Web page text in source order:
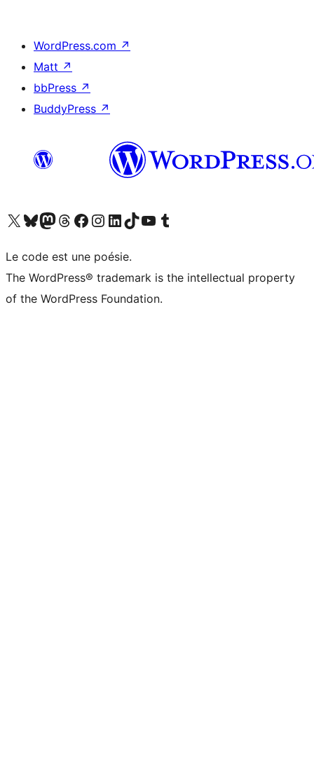
WordPress.com ↗
Matt ↗
bbPress ↗
BuddyPress ↗
Visitez notre compte X (précédemment Twitter)
Visiter notre compte Bluesky
Visiter notre compte Mastodon
Visiter notre compte Threads
Consulter notre compte Facebook
Consulter notre compte Instagram
Consulter notre compte LinkedIn
Visiter notre compte TokTok
Visiter notre chaîne YouTube
Visiter notre compte Tumblr
Le code est une poésie.
The WordPress® trademark is the intellectual property
of the WordPress Foundation.